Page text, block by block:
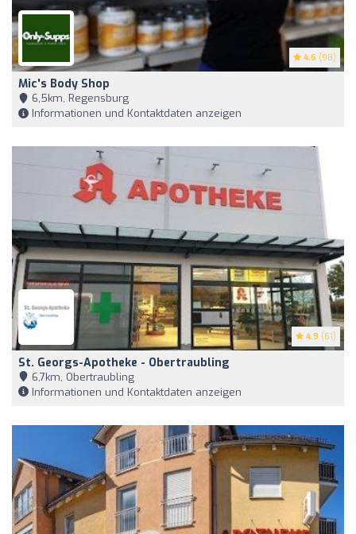
4.6 (98)
Mic's Body Shop
6,5km, Regensburg
Informationen und Kontaktdaten anzeigen
4.9 (61)
St. Georgs-Apotheke - Obertraubling
6,7km, Obertraubling
Informationen und Kontaktdaten anzeigen